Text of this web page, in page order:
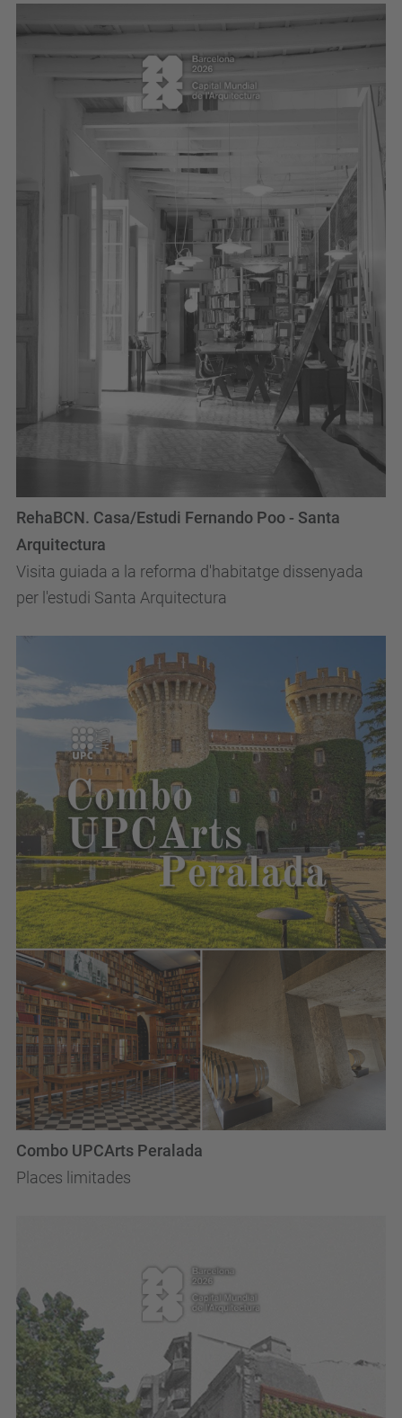
Visita guiada a la reforma d'habitatge dissenyada
per l'estudi Santa Arquitectura
RehaBCN. Casa/Estudi Fernando Poo - Santa
Arquitectura
Places limitades
Combo UPCArts Peralada